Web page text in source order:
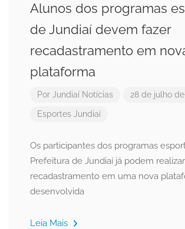
Alunos dos programas
de Jundiaí devem fazer
recadastramento em
plataforma
Por Jundiaí Notícias 28 de julho
Esportes Jundiaí
Os participantes dos programas
Prefeitura de Jundiaí já podem
recadastramento em uma nova
desenvolvida
Leia Mais